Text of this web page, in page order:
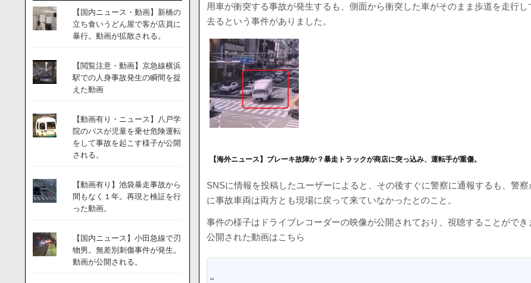
用車が衝突する事故が発生するも、側面から衝突した車がそのまま歩道を走行し
去るという事件がありました。
【海外ニュース】ブレーキ故障か？暴走トラックが商店に突っ込み、運転手が重傷。
SNSに情報を投稿したユーザーによると、その後すぐに警察に通報するも、警
に事故車両は両方とも現場に戻って来ていなかったとのこと。
事件の様子はドライブレコーダーの映像が公開されており、視聴することができ
公開された動画はこちら
【国内ニュース・動画】新橋の
立ち食いうどん屋で客が店員に
暴行。動画が拡散される。
【閲覧注意・動画】京急線横浜
駅での人身事故発生の瞬間を捉
えた動画
【動画有り・ニュース】八戸学
院のバスが児童を乗せ危険運転
をして事故を起こす様子が公開
される。
【動画有り】池袋暴走事故から
間もなく１年。再現と検証を行
った動画。
【国内ニュース】小田急線で刃
物男。無差別刺傷事件が発生。
動画が公開される。